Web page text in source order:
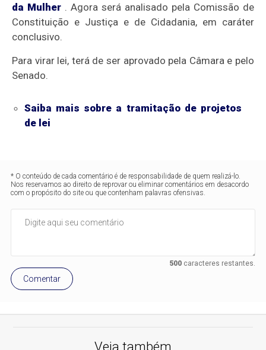
da Mulher . Agora será analisado pela Comissão de
Constituição e Justiça e de Cidadania, em caráter
conclusivo.
Para virar lei, terá de ser aprovado pela Câmara e pelo
Senado.
Saiba mais sobre a tramitação de projetos
de lei
* O conteúdo de cada comentário é de responsabilidade de quem realizá-lo.
Nos reservamos ao direito de reprovar ou eliminar comentários em desacordo
com o propósito do site ou que contenham palavras ofensivas.
500caracteres restantes.
Comentar
Veja também